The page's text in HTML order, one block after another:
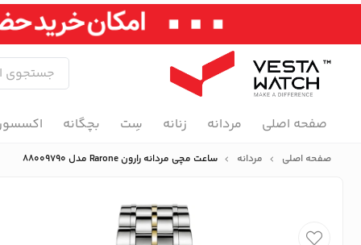
صفحه اصلی مردانه زنانه سِت بچگانه
صفحه اصلی مردانه ساعت مچی مردانه رارون Rarone مدل 88009790